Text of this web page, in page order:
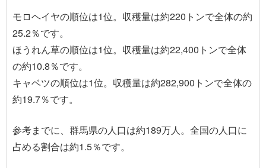
モロヘイヤの順位は1位。収穫量は約220トンで全体の約
25.2％です。
ほうれん草の順位は1位。収穫量は約22,400トンで全体
の約10.8％です。
キャベツの順位は1位。収穫量は約282,900トンで全体の
約19.7％です。
参考までに、群馬県の人口は約189万人。全国の人口に
占める割合は約1.5％です。